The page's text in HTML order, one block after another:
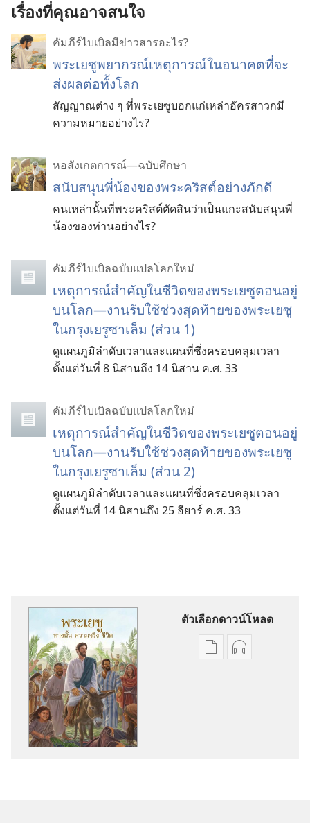
เรื่องที่คุณอาจสนใจ
คัมภีร์​ไบเบิล​มี​ข่าวสาร​อะไร?
พระ​เยซู​พยากรณ์​เหตุ​การณ์​ใน​อนาคต​ที่​จะ​
ส่ง​ผล​ต่อ​ทั้ง​โลก
สัญญาณ​ต่าง ๆ ที่​พระ​เยซู​บอก​แก่​เหล่า​อัครสาวก​มี​
ความหมาย​อย่าง​ไร?
หอสังเกตการณ์—ฉบับศึกษา
สนับสนุนพี่น้องของพระคริสต์อย่างภักดี
คนเหล่านั้นที่พระคริสต์ตัดสินว่าเป็นแกะสนับสนุนพี่
น้องของท่านอย่างไร?
คัมภีร์ไบเบิลฉบับแปลโลกใหม่
เหตุการณ์สำคัญในชีวิตของพระเยซูตอนอยู่
บนโลก—งานรับใช้ช่วงสุดท้ายของพระเยซู
ในกรุงเยรูซาเล็ม (ส่วน 1)
ดูแผนภูมิลำดับเวลาและแผนที่ซึ่งครอบคลุมเวลา
ตั้งแต่วันที่ 8 นิสานถึง 14 นิสาน ค.ศ. 33
คัมภีร์ไบเบิลฉบับแปลโลกใหม่
เหตุการณ์สำคัญในชีวิตของพระเยซูตอนอยู่
บนโลก—งานรับใช้ช่วงสุดท้ายของพระเยซู
ในกรุงเยรูซาเล็ม (ส่วน 2)
ดูแผนภูมิลำดับเวลาและแผนที่ซึ่งครอบคลุมเวลา
ตั้งแต่วันที่ 14 นิสานถึง 25 อียาร์ ค.ศ. 33
ตัวเลือกดาวน์โหลด
ตัว
ตัว